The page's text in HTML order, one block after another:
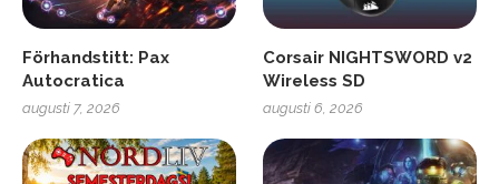
Förhandstitt: Pax
Autocratica
augusti 7, 2026
Corsair NIGHTSWORD v2
Wireless SD
augusti 6, 2026